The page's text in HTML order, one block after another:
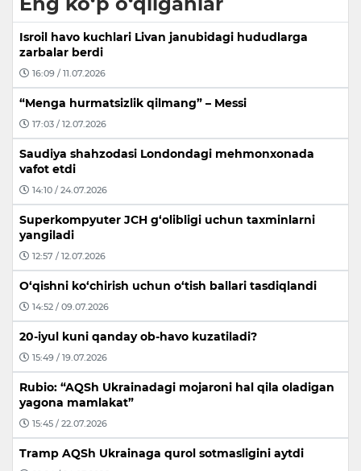
Isroil havo kuchlari Livan janubidagi hududlarga
zarbalar berdi
16:09 / 11.07.2026
“Menga hurmatsizlik qilmang” – Messi
17:03 / 12.07.2026
Saudiya shahzodasi Londondagi mehmonxonada
vafot etdi
14:10 / 24.07.2026
Superkompyuter JCH g‘olibligi uchun taxminlarni
yangiladi
12:57 / 12.07.2026
O‘qishni ko‘chirish uchun o‘tish ballari tasdiqlandi
14:52 / 09.07.2026
20-iyul kuni qanday ob-havo kuzatiladi?
15:49 / 19.07.2026
Rubio: “AQSh Ukrainadagi mojaroni hal qila oladigan
yagona mamlakat”
15:45 / 22.07.2026
Tramp AQSh Ukrainaga qurol sotmasligini aytdi